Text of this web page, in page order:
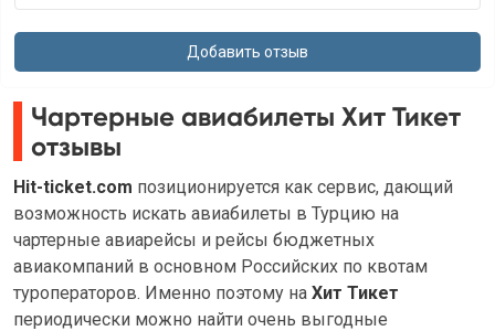
Чартерные авиабилеты Хит Тикет
отзывы
Hit-ticket.com позиционируется как сервис, дающий
возможность искать авиабилеты в Турцию на
чартерные авиарейсы и рейсы бюджетных
авиакомпаний в основном Российских по квотам
туроператоров. Именно поэтому на Хит Тикет
периодически можно найти очень выгодные